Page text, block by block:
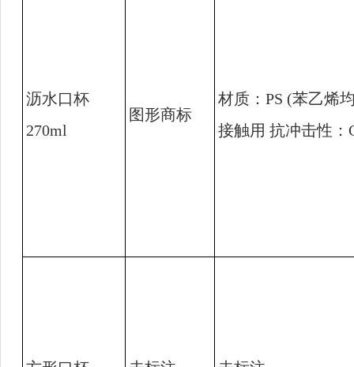
沥水口杯
270ml
图形商标
材质： PS (苯乙烯
接触用 抗冲击性：